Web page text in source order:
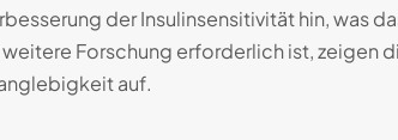
der Insulinsensitivität hin, was
Forschung erforderlich ist, zeigen
auf.